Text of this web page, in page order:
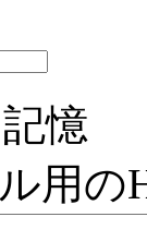
憶
用